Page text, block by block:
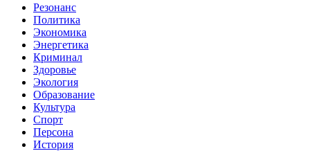
Резонанс
Политика
Экономика
Энергетика
Криминал
Здоровье
Экология
Образование
Культура
Спорт
Персона
История